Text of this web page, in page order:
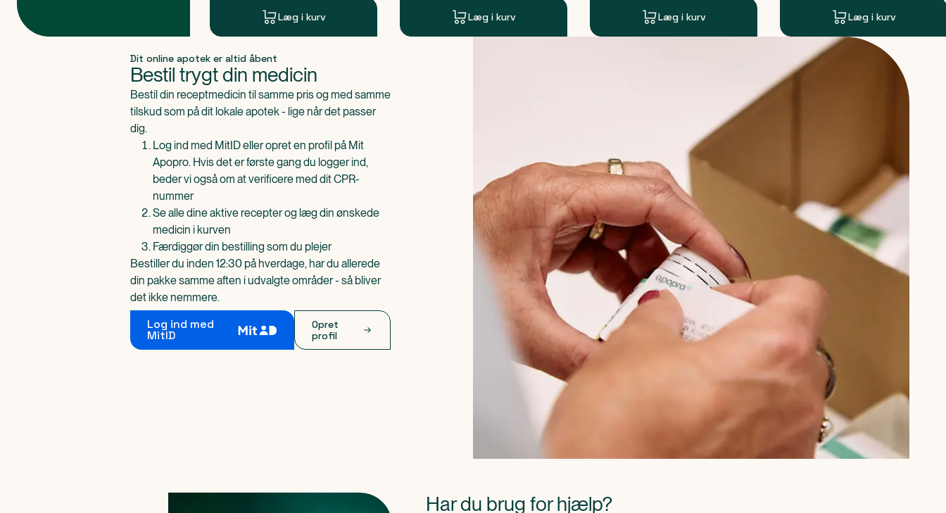
Læg i kurv Læg i kurv Læg i kurv Læg i kurv
Dit online apotek er altid åbent
Bestil trygt din medicin
Bestil din receptmedicin til samme pris og med samme
tilskud som på dit lokale apotek - lige når det passer
dig.
Log ind med MitID eller opret en profil på Mit
Apopro. Hvis det er første gang du logger ind,
beder vi også om at verificere med dit CPR-
nummer
Se alle dine aktive recepter og læg din ønskede
medicin i kurven
Færdiggør din bestilling som du plejer
Bestiller du inden 12:30 på hverdage, har du allerede
din pakke samme aften i udvalgte områder - så bliver
det ikke nemmere.
Log ind med
MitID
Opret
profil
Har du brug for hjælp?